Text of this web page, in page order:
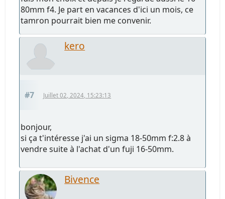
80mm f4. Je part en vacances d'ici un mois, ce
tamron pourrait bien me convenir.
kero
#7 Juillet 02, 2024, 15:23:13
bonjour,
si ça t'intéresse j'ai un sigma 18-50mm f:2.8 à
vendre suite à l'achat d'un fuji 16-50mm.
Bivence